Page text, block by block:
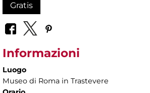
Gratis
Informazioni
Luogo
Museo di Roma in Trastevere